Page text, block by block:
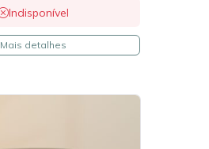
Indisponível
Mais detalhes